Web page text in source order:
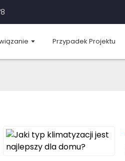
Przypadek Projektu